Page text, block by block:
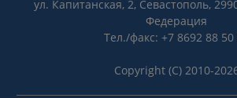
ул. Капитанская, 2, Севастополь,
Федерация
Тел./факс: +7 8692 88 50
Copyright (C) 2010-